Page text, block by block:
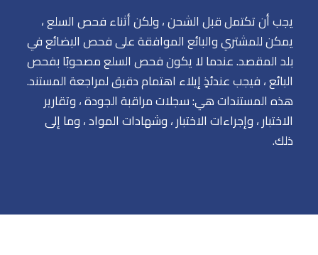
يجب أن تكتمل قبل الشحن ، ولكن أثناء فحص السلع ،
يمكن للمشتري والبائع الموافقة على فحص البضائع في
بلد المقصد. عندما لا يكون فحص السلع مصحوبًا بفحص
البائع ، فيجب عندئذٍ إيلاء اهتمام دقيق لمراجعة المستند.
هذه المستندات هي: سجلات مراقبة الجودة ، وتقارير
الاختبار ، وإجراءات الاختبار ، وشهادات المواد ، وما إلى
ذلك.